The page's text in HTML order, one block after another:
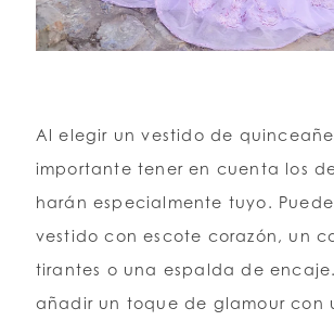
Al elegir un vestido de
importante tener en cuenta los
harán especialmente tuyo.
vestido con escote corazón, un
tirantes o una espalda de encaje.
añadir un toque de glamour con